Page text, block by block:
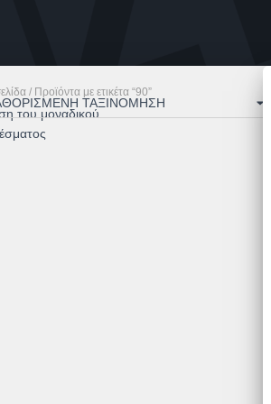
/ Προϊόντα με ετικέτα “90”
του μοναδικού